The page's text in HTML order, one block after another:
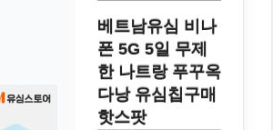
베트남유심 비나
폰 5G 5일 무제
한 나트랑 푸꾸옥
다낭 유심칩구매
핫스팟